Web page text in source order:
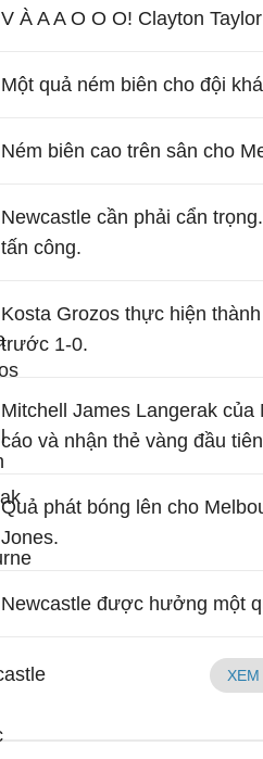
V À A A O O O! Clayton
Một quả ném biên cho đội
Ném biên cao trên sân cho
Newcastle cần phải cẩn
tấn công.
Kosta Grozos thực hiện
trước 1-0.
Mitchell James Langerak
cáo và nhận thẻ vàng đầu
Quả phát bóng lên cho
Jones.
Newcastle được hưởng một